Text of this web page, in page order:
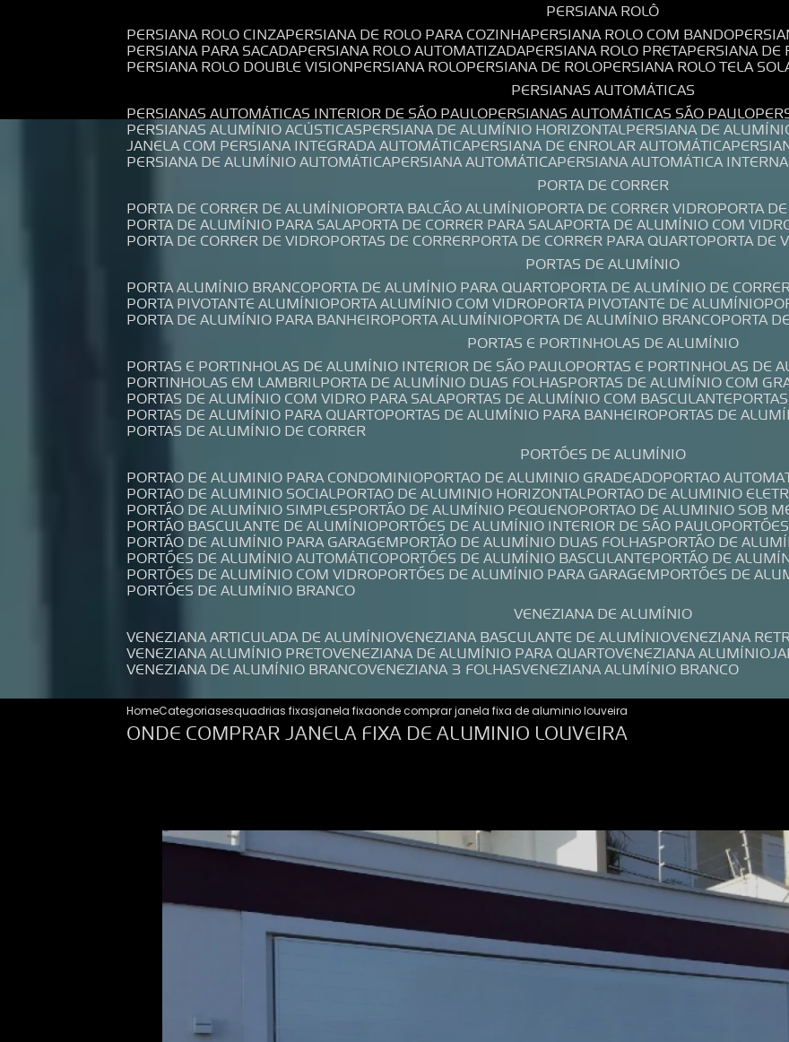
PERSIANA ROLÔ
PERSIANA ROLO CINZA PERSIANA DE ROLO PARA COZINHA PERSIANA ROLO COM BANDO
PERSIANA PARA SACADA PERSIANA ROLO AUTOMATIZADA PERSIANA ROLO PRETA PERSIANA
PERSIANA ROLO DOUBLE VISION PERSIANA ROLO PERSIANA DE ROLO PERSIANA ROLO TELA
PERSIANAS AUTOMÁTICAS
PERSIANAS AUTOMÁTICAS INTERIOR DE SÃO PAULO PERSIANAS AUTOMÁTICAS SÃO PAULO
PERSIANAS ALUMÍNIO ACÚSTICAS PERSIANA DE ALUMÍNIO HORIZONTAL PERSIANA DE
JANELA COM PERSIANA INTEGRADA AUTOMÁTICA PERSIANA DE ENROLAR AUTOMÁTICA
PERSIANA DE ALUMÍNIO AUTOMÁTICA PERSIANA AUTOMÁTICA PERSIANA AUTOMÁTICA INTERNA
PORTA DE CORRER
PORTA DE CORRER DE ALUMÍNIO PORTA BALCÃO ALUMÍNIO PORTA DE CORRER VIDRO PORTA
PORTA DE ALUMÍNIO PARA SALA PORTA DE CORRER PARA SALA PORTA DE ALUMÍNIO COM
PORTA DE CORRER DE VIDRO PORTAS DE CORRER PORTA DE CORRER PARA QUARTO PORTA
PORTAS DE ALUMÍNIO
PORTA ALUMÍNIO BRANCO PORTA DE ALUMÍNIO PARA QUARTO PORTA DE ALUMÍNIO DE
PORTA PIVOTANTE ALUMÍNIO PORTA ALUMÍNIO COM VIDRO PORTA PIVOTANTE DE ALUMÍNIO
PORTA DE ALUMÍNIO PARA BANHEIRO PORTA ALUMÍNIO PORTA DE ALUMÍNIO BRANCO PORTA
PORTAS E PORTINHOLAS DE ALUMÍNIO
PORTAS E PORTINHOLAS DE ALUMÍNIO INTERIOR DE SÃO PAULO PORTAS E PORTINHOLAS DE
PORTINHOLAS EM LAMBRIL PORTA DE ALUMÍNIO DUAS FOLHAS PORTAS DE ALUMÍNIO COM
PORTAS DE ALUMÍNIO COM VIDRO PARA SALA PORTAS DE ALUMÍNIO COM BASCULANTE
PORTAS DE ALUMÍNIO PARA QUARTO PORTAS DE ALUMÍNIO PARA BANHEIRO PORTAS DE
PORTAS DE ALUMÍNIO DE CORRER
PORTÕES DE ALUMÍNIO
PORTAO DE ALUMINIO PARA CONDOMINIO PORTAO DE ALUMINIO GRADEADO PORTAO
PORTAO DE ALUMINIO SOCIAL PORTAO DE ALUMINIO HORIZONTAL PORTAO DE ALUMINIO
PORTÃO DE ALUMÍNIO SIMPLES PORTÃO DE ALUMÍNIO PEQUENO PORTAO DE ALUMINIO SOB
PORTÃO BASCULANTE DE ALUMÍNIO PORTÕES DE ALUMÍNIO INTERIOR DE SÃO PAULO
PORTÃO DE ALUMÍNIO PARA GARAGEM PORTÃO DE ALUMÍNIO DUAS FOLHAS PORTÃO DE
PORTÕES DE ALUMÍNIO AUTOMÁTICO PORTÕES DE ALUMÍNIO BASCULANTE PORTÃO DE
PORTÕES DE ALUMÍNIO COM VIDRO PORTÕES DE ALUMÍNIO PARA GARAGEM PORTÕES DE
PORTÕES DE ALUMÍNIO BRANCO
VENEZIANA DE ALUMÍNIO
VENEZIANA ARTICULADA DE ALUMÍNIO VENEZIANA BASCULANTE DE ALUMÍNIO VENEZIANA
VENEZIANA ALUMÍNIO PRETO VENEZIANA DE ALUMÍNIO PARA QUARTO VENEZIANA ALUMÍNIO
VENEZIANA DE ALUMÍNIO BRANCO VENEZIANA 3 FOLHAS VENEZIANA ALUMÍNIO BRANCO
HomeCategoriasesquadrias fixasjanela fixaonde comprar janela fixa de aluminio louveira
ONDE COMPRAR JANELA FIXA DE ALUMINIO LOUVEIRA